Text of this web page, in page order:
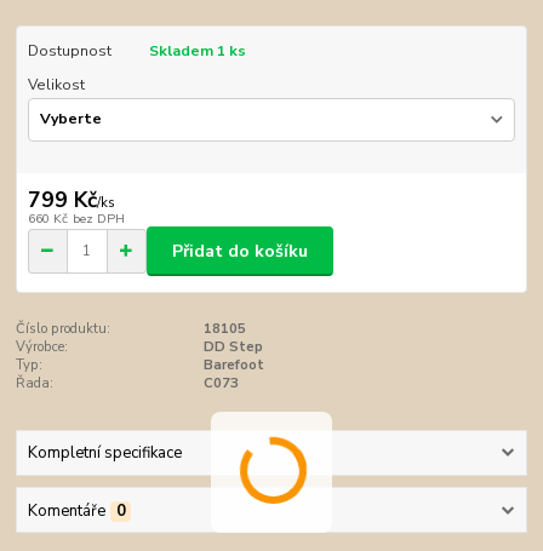
Dostupnost
Skladem 1 ks
Velikost
799 Kč/ks
660 Kč bez DPH
Přidat do košíku
Číslo produktu:
18105
Výrobce:
DD Step
Typ:
Barefoot
Řada:
C073
Kompletní specifikace
Komentáře 0